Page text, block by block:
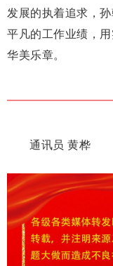
发展的执着追求，
平凡的工作业绩，
华美乐章。
通讯员 黄桦